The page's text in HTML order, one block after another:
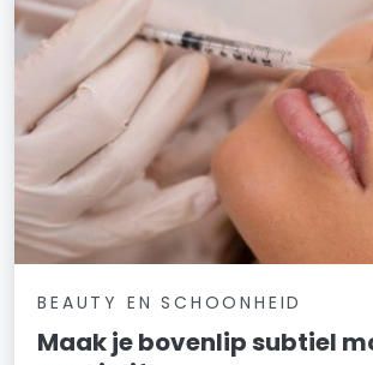
BEAUTY EN SCHOONHEID
Maak je bovenlip subtiel